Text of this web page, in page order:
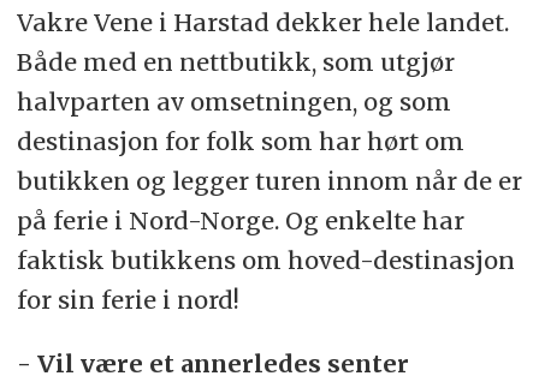
Vakre Vene i Harstad dekker hele landet.
Både med en nettbutikk, som utgjør
halvparten av omsetningen, og som
destinasjon for folk som har hørt om
butikken og legger turen innom når de er
på ferie i Nord-Norge. Og enkelte har
faktisk butikkens om hoved-destinasjon
for sin ferie i nord!
- Vil være et annerledes senter